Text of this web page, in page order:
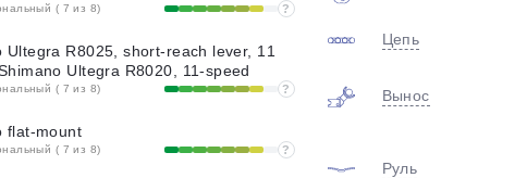
( 7 из 8) ?
Ultegra R8025, short-reach lever, 11
Ultegra R8020, 11-speed
( 7 из 8) ?
flat-mount
( 7 из 8) ?
Цепь
Вынос
Руль